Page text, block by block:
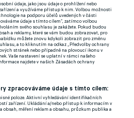
GDPR a žurnalistika
údaje, jako jsou údaje o prohlížení nebo
a využíváme přístup k nim. Volbou možnosti
na podporu účelů uvedených v části
údaje s tímto cílem“, zatímco volbou
svého souhlasu je zakážete. Pokud budou
a reklamy, které se vám budou zobrazovat, pro
můžete znovu kdykoli zobrazit pro změnu
a to kliknutím na odkaz „Předvolby ochrany
stránek nebo případně na plovoucí ikonu v
Vaše nastavení se uplatní v rámci našeho
najdete v našich Zásadách ochrany
zpracováváme údaje s tímto cílem:
poloze. Aktivní vyhledávání identifikačních
zařízení. Ukládání a/nebo přístup k informacím v
obsah, měření reklam a obsahu, průzkum publika a